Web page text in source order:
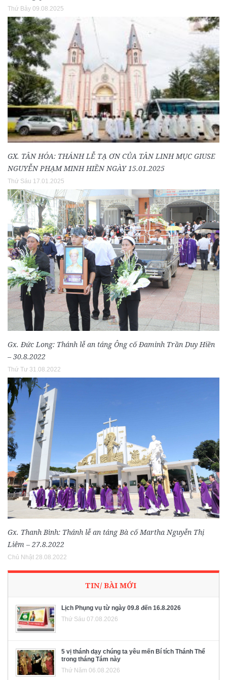
Thứ Bảy 09.08.2025
GX. TÂN HÓA: THÁNH LỄ TẠ ƠN CỦA TÂN LINH MỤC GIUSE
NGUYỄN PHẠM MINH HIỀN NGÀY 15.01.2025
Thứ Sáu 17.01.2025
Gx. Đức Long: Thánh lễ an táng Ông cố Đaminh Trần Duy Hiền
– 30.8.2022
Thứ Tư 31.08.2022
Gx. Thanh Bình: Thánh lễ an táng Bà cố Martha Nguyễn Thị
Liêm – 27.8.2022
Chủ Nhật 28.08.2022
TIN/ BÀI MỚI
Lịch Phụng vụ từ ngày 09.8 đến 16.8.2026
Thứ Sáu 07.08.2026
5 vị thánh dạy chúng ta yêu mến Bí tích Thánh Thể
trong tháng Tám này
Thứ Năm 06.08.2026